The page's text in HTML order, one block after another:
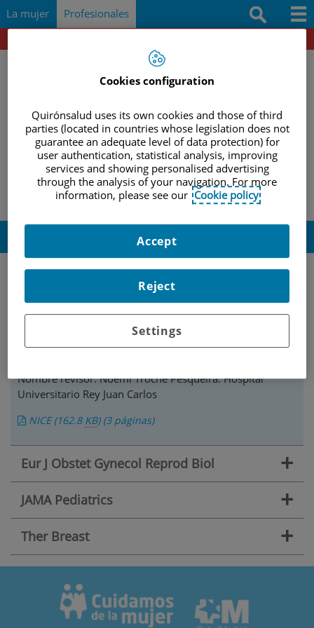
Saltar al contenido
Saltar
La mujer Profesionales Buscar
Documentación
Protocolos
Herramientas
Actividades y eventos
INICIO|PROFESIONALES|DOCENCIA E INVESTIGACIÓN
REVISIÓN BIBLIOGRÁFICA|REVISIÓN 9 DE JUNIO DE 2022
Revisión 9 de junio de 2022
estradiol–norethisterone acetate for treating moderate to
Nombre revisor: Noemí Troche Pesqueira. Hospital
Universitario Rey Juan Carlos
NICE(162.8 KB)(3 páginas)
Eur J Obstet Gynecol Reprod Biol +
JAMA Pediatrics +
Ther Breast +
Cookies configuration
Quirónsalud uses its own cookies and those of third
parties (located in countries whose legislation does not
guarantee an adequate level of data protection) for
user authentication, statistical analysis, improving
services and showing personalised advertising
through the analysis of your navigation. For more
information, please see our Cookie policy
Settings
Reject
Accept